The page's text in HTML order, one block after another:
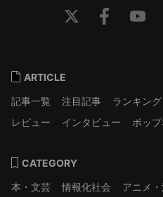
ARTICLE
記事一覧
注目記事 ランキング
レビュー
インタビュー ポッ
CATEGORY
本・文芸
情報化社会 アニメ